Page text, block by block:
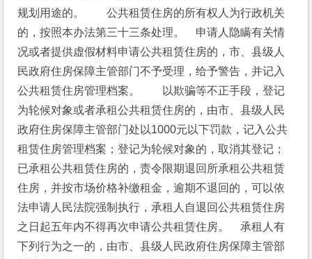
规划用途的。　　公共租赁住房的所有权人为行政机关
的，按照本办法第三十三条处理。　申请人隐瞒有关情
况或者提供虚假材料申请公共租赁住房的，市、县级人
民政府住房保障主管部门不予受理，给予警告，并记入
公共租赁住房管理档案。　　以欺骗等不正手段，登记
为轮候对象或者承租公共租赁住房的，由市、县级人民
政府住房保障主管部门处以1000元以下罚款，记入公共
租赁住房管理档案；登记为轮候对象的，取消其登记；
已承租公共租赁住房的，责令限期退回所承租公共租赁
住房，并按市场价格补缴租金，逾期不退回的，可以依
法申请人民法院强制执行，承租人自退回公共租赁住房
之日起五年内不得再次申请公共租赁住房。　承租人有
下列行为之一的，由市、县级人民政府住房保障主管部